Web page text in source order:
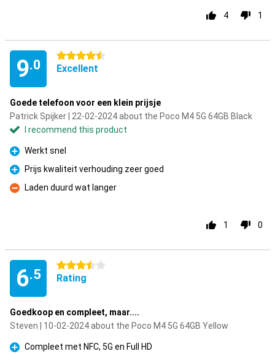
4 1
9.0
4.5 stars
Excellent
Goede telefoon voor een klein prijsje
Patrick Spijker | 22-02-2024 about the Poco M4 5G 64GB Black
I recommend this product
Pro
Werkt snel
Pro
Prijs kwaliteit verhouding zeer goed
Con
Laden duurd wat langer
1 0
6.5
3.5 stars
Rating
Goedkoop en compleet, maar....
Steven | 10-02-2024 about the Poco M4 5G 64GB Yellow
Compleet met NFC, 5G en Full HD